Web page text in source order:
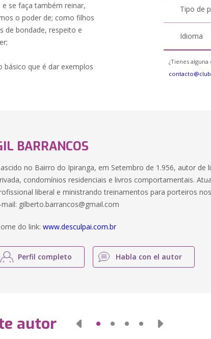
se faça também reinar,
o poder de; como filhos
de bondade, respeito e
básico que é dar exemplos
Tipo de
Idioma
¿Tienes
BARRANCOS
no Bairro do Ipiranga, em Setembro de 1.956, autor de
condomínios residenciais e livros comportamentais.
liberal e ministrando treinamentos para porteiros
mail: gilberto.barrancos@gmail.com
do link:www.desculpai.com.br
Perfil completo Habla con el autor
autor